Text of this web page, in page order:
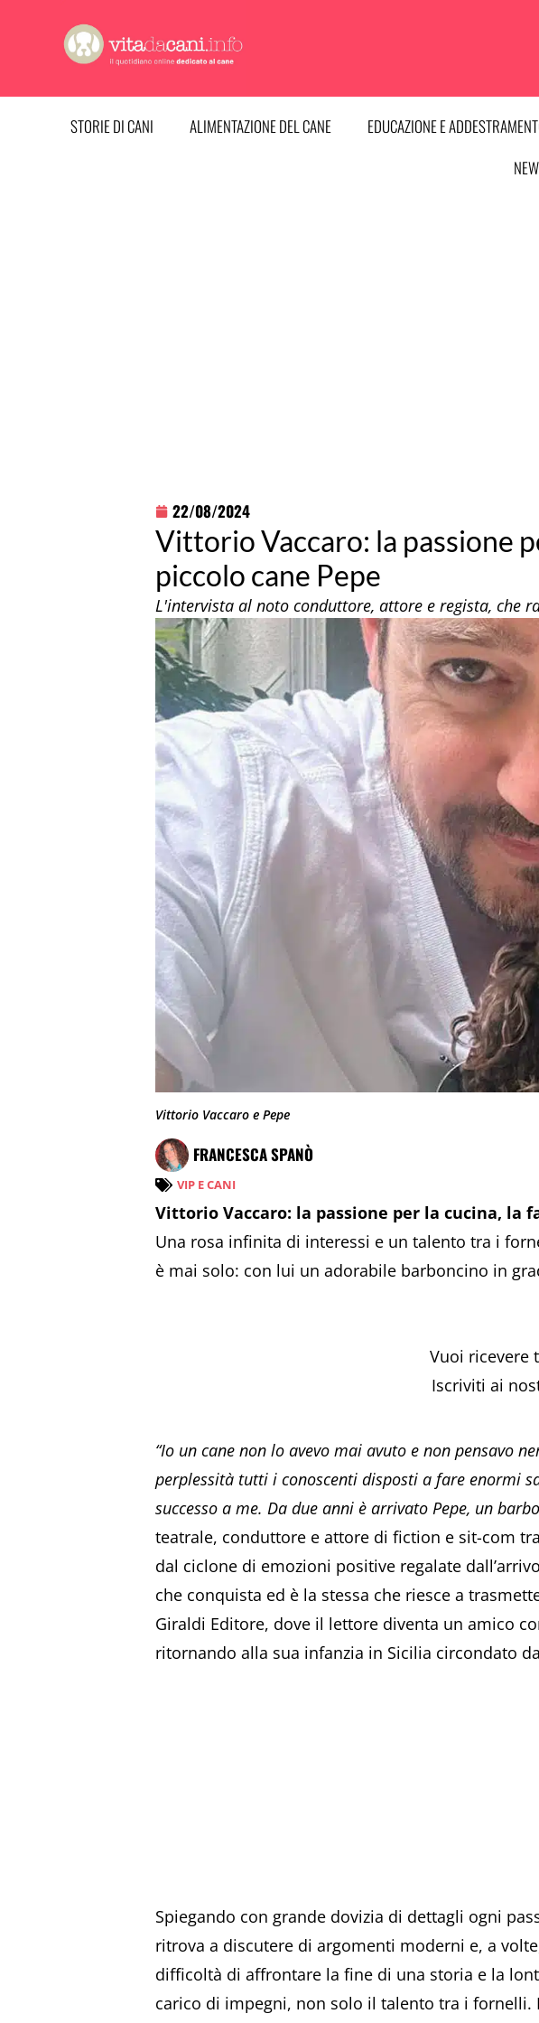
contenuto
STORIE DI CANI ALIMENTAZIONE DEL CANE EDUCAZIONE E
22/08/2024
Vittorio Vaccaro: la passione
piccolo cane Pepe
L'intervista al noto conduttore, attore e regista, che
Vittorio Vaccaro e Pepe
FRANCESCA SPANÒ
VIP E CANI
Vittorio Vaccaro: la passione per la cucina, la
Una rosa infinita di interessi e un talento tra i
è mai solo: con lui un adorabile barboncino in
Vuoi ricevere
Iscriviti ai
“Io un cane non lo avevo mai avuto e non pensavo
perplessità tutti i conoscenti disposti a fare enormi
successo a me. Da due anni è arrivato Pepe, un
teatrale, conduttore e attore di fiction e sit-com
dal ciclone di emozioni positive regalate
che conquista ed è la stessa che riesce a
Giraldi Editore, dove il lettore diventa un amico
ritornando alla sua infanzia in Sicilia circondato
Spiegando con grande dovizia di dettagli ogni
ritrova a discutere di argomenti moderni e, a
difficoltà di affrontare la fine di una storia e la
carico di impegni, non solo il talento tra i